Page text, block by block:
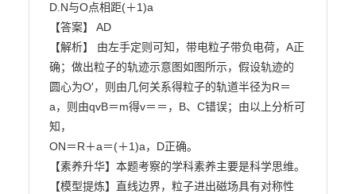
D.N与O点相距(＋1)a
【答案】 AD
【解析】 由左手定则可知，带电粒子带负电荷，A正
确；做出粒子的轨迹示意图如图所示，假设轨迹的
圆心为O′，则由几何关系得粒子的轨道半径为R＝
a，则由qvB＝m得v＝＝，B、C错误；由以上分析可
知，
ON＝R＋a＝(＋1)a，D正确。
【素养升华】本题考察的学科素养主要是科学思维。
【模型提炼】直线边界，粒子进出磁场具有对称性